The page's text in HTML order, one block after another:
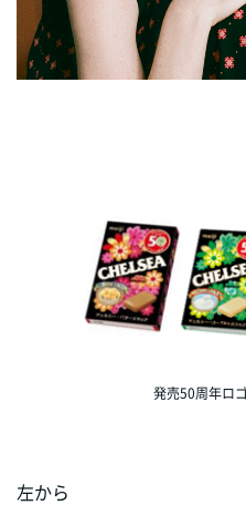
発売50周年ロ
左から